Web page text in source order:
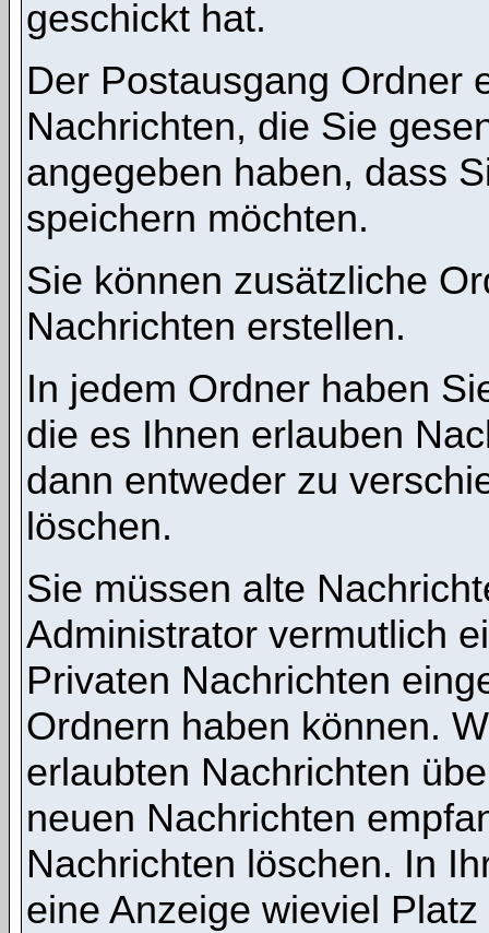
geschickt hat.
Der Postausgang Ordner
Nachrichten, die Sie
angegeben haben, dass
speichern möchten.
Sie können zusätzliche
Nachrichten erstellen.
In jedem Ordner haben
die es Ihnen erlauben
dann entweder zu
löschen.
Sie müssen alte
Administrator vermutlich
Privaten Nachrichten
Ordnern haben können.
erlaubten Nachrichten
neuen Nachrichten
Nachrichten löschen. In
eine Anzeige wieviel